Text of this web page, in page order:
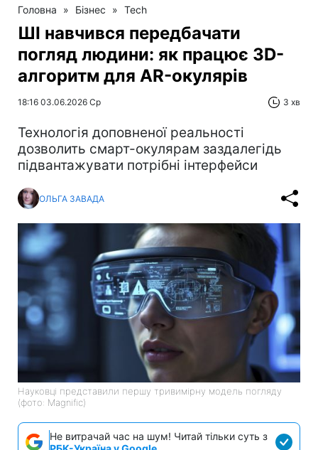
Головна » Бізнес » Tech
ШІ навчився передбачати
погляд людини: як працює 3D-
алгоритм для AR-окулярів
18:16 03.06.2026 Ср 3 хв
Технологія доповненої реальності
дозволить смарт-окулярам заздалегідь
підвантажувати потрібні інтерфейси
ОЛЬГА ЗАВАДА
Науковці представили першу тривимірну модель погляду
(фото: Magnific)
Не витрачай час на шум! Читай тільки суть з